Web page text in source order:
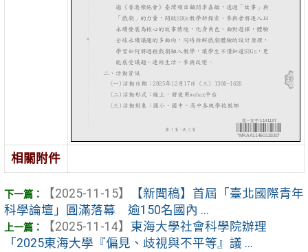
相關附件
【2025-11-15】
【新聞稿】首屆「臺北國際青年
科學論壇」圓滿落幕 逾150名國內 ...
【2025-11-14】 東海大學社會科學院辦理
「2025東海大學『偏見、歧視與不平等』議 ...